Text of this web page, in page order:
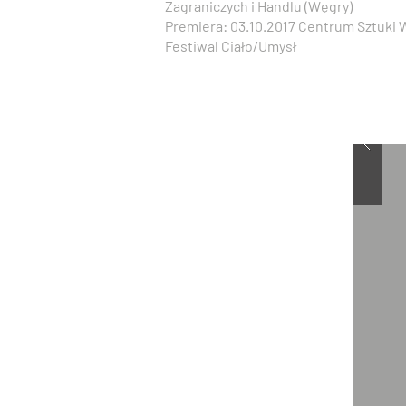
Zagraniczych i Handlu (Węgry)
Premiera: 03.10.2017 Centrum Sztuki
Festiwal Ciało/Umysł